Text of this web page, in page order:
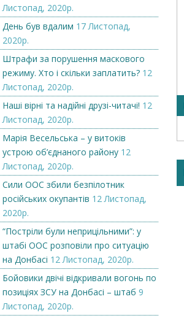
Листопад, 2020р.
День був вдалим 17 Листопад,
2020р.
Штрафи за порушення маскового
режиму. Хто і скільки заплатить? 12
Листопад, 2020р.
Наші вірні та надійні друзі-читачі! 12
Листопад, 2020р.
Марія Весельська – у витоків
устрою об’єднаного району 12
Листопад, 2020р.
Сили ООС збили безпілотник
російських окупантів 12 Листопад,
2020р.
“Постріли були неприцільними”: у
штабі ООС розповіли про ситуацію
на Донбасі 12 Листопад, 2020р.
Бойовики двічі відкривали вогонь по
позиціях ЗСУ на Донбасі – штаб 9
Листопад, 2020р.
Викупимо бруньки чорної
смородини...